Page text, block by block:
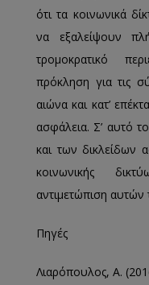
ότι τα κοινωνικά
να εξαλείψουν
τρομοκρατικό
πρόκληση για τις
αιώνα και κατ’
ασφάλεια. Σ’ αυτό
και των δικλείδων
κοινωνικής
αντιμετώπιση
Πηγές
Λιαρόπουλος, Α.